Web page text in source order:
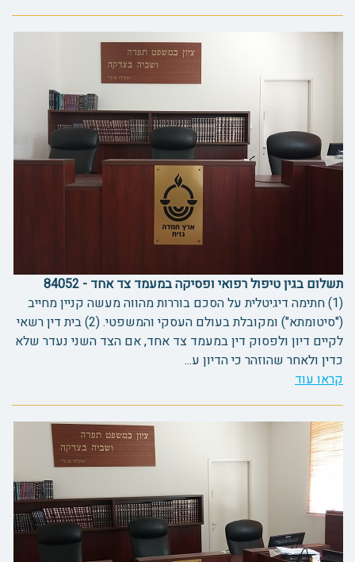
תשלום בגין טיפול רפואי ופסיקה במעמד צד אחד - 84052
(1) חתימה דיגיטלית על הסכם בוררות מהווה מעשה קניין מחייב
("סיטומתא") ומקובלת בעולם העסקי והמשפטי. (2) בית דין רשאי
לקיים דיון ולפסוק דין במעמד צד אחד, אם הצד השני נעדר שלא
כדין ולאחר שהוזהר כי הדיון ע...
קראו עוד